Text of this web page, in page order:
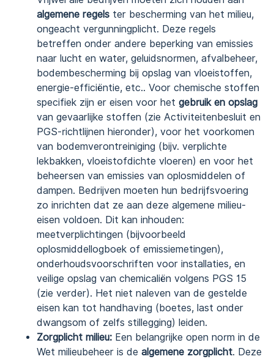
algemene regels ter bescherming van het milieu,
ongeacht vergunningplicht. Deze regels
betreffen onder andere beperking van emissies
naar lucht en water, geluidsnormen, afvalbeheer,
bodembescherming bij opslag van vloeistoffen,
energie-efficiëntie, etc.. Voor chemische stoffen
specifiek zijn er eisen voor het gebruik en opslag
van gevaarlijke stoffen (zie Activiteitenbesluit en
PGS-richtlijnen hieronder), voor het voorkomen
van bodemverontreiniging (bijv. verplichte
lekbakken, vloeistofdichte vloeren) en voor het
beheersen van emissies van oplosmiddelen of
dampen. Bedrijven moeten hun bedrijfsvoering
zo inrichten dat ze aan deze algemene milieu-
eisen voldoen. Dit kan inhouden:
meetverplichtingen (bijvoorbeeld
oplosmiddellogboek of emissiemetingen),
onderhoudsvoorschriften voor installaties, en
veilige opslag van chemicaliën volgens PGS 15
(zie verder). Het niet naleven van de gestelde
eisen kan tot handhaving (boetes, last onder
dwangsom of zelfs stillegging) leiden.
Zorgplicht milieu: Een belangrijke open norm in de
Wet milieubeheer is de algemene zorgplicht. Deze